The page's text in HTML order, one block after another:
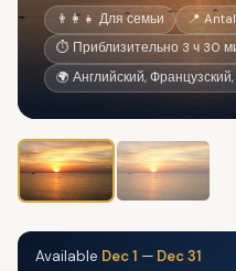
👨‍👩‍👧 Для семьи
📍
⏱ Приблизительно 3 ч 30
🌍 Английский,
Available Dec 1 — Dec 31